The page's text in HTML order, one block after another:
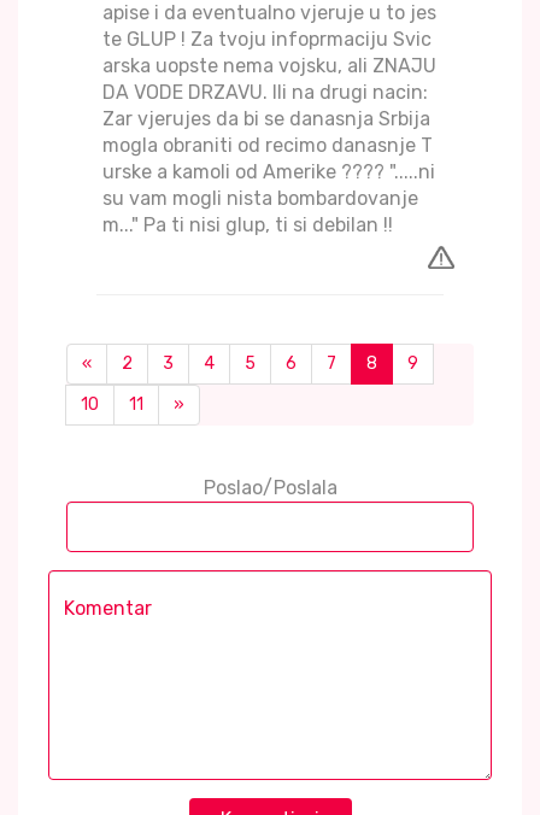
apise i da eventualno vjeruje u to jes
te GLUP ! Za tvoju infoprmaciju Svic
arska uopste nema vojsku, ali ZNAJU
DA VODE DRZAVU. Ili na drugi nacin:
Zar vjerujes da bi se danasnja Srbija
mogla obraniti od recimo danasnje T
urske a kamoli od Amerike ???? ".....ni
su vam mogli nista bombardovanje
m..." Pa ti nisi glup, ti si debilan !!
« 2 3 4 5 6 7 8
9
10
11 »
Poslao/Poslala